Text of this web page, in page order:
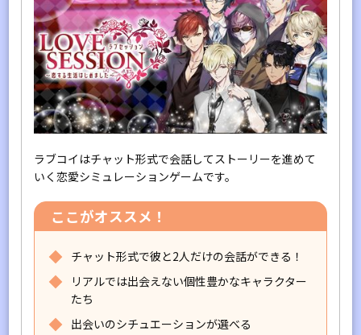
ラブコイはチャット形式で会話してストーリーを進めて
いく恋愛シミュレーションゲームです。
ここがオススメ！
チャット形式で彼と2人だけの会話ができる！
リアルでは出会えない個性豊かなキャラクター
たち
出会いのシチュエーションが選べる